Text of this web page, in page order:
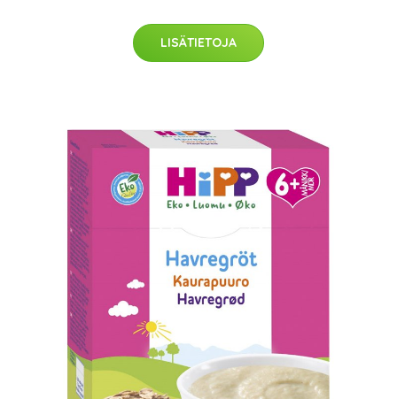
LISÄTIETOJA